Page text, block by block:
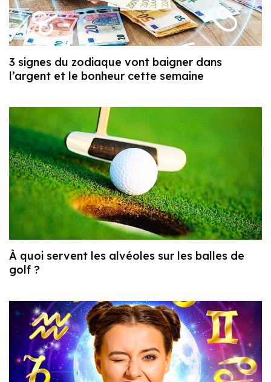
3 signes du zodiaque vont baigner dans
l’argent et le bonheur cette semaine
À quoi servent les alvéoles sur les balles de
golf ?